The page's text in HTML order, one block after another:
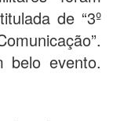
de “3º
belo evento.